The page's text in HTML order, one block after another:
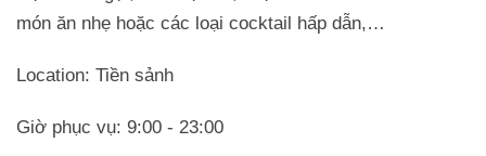
món ăn nhẹ hoặc các loại cocktail hấp dẫn,…
Location: Tiền sảnh
Giờ phục vụ: 9:00 - 23:00Trở về trang trước đó